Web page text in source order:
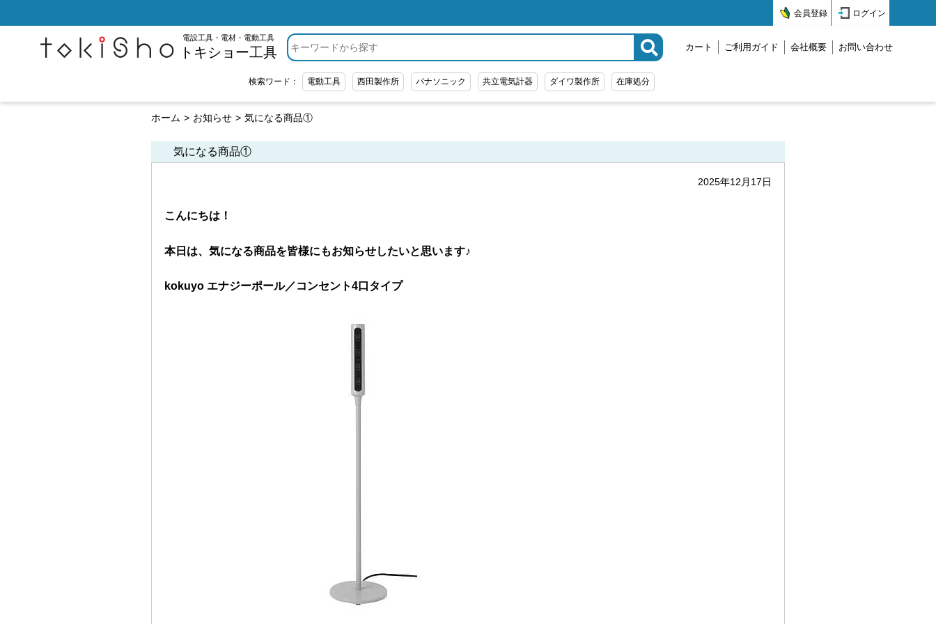
会員登録 ログイン
電設工具・電材・電動工具
トキショー工具 カート ご利用ガイド 会社概要 お問い合わせ
検索ワード： 電動工具 西田製作所 パナソニック 共立電気計器 ダイワ製作所 在庫処分
ホーム お知らせ 気になる商品①
気になる商品①
2025年12月17日
こんにちは！
本日は、気になる商品を皆様にもお知らせしたいと思います♪
kokuyo エナジーポール／コンセント4口タイプ